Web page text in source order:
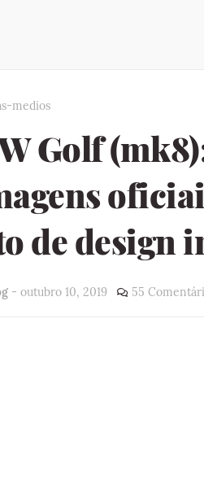
medios
Golf
de design
- outubro 10, 2019 55